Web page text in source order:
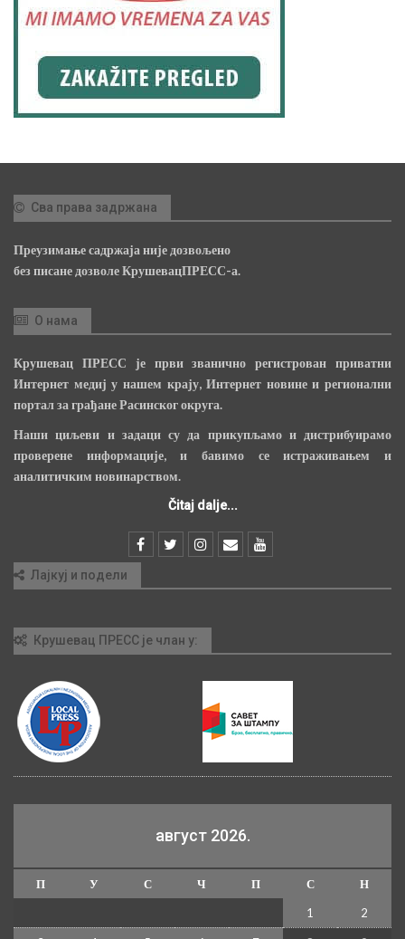
Сва права задржана
Преузимање садржаја није дозвољено
без писане дозволе КрушевацПРЕСС-а.
О нама
Крушевац ПРЕСС је први званично регистрован приватни
Интернет медиј у нашем крају, Интернет новине и регионални
портал за грађане Расинског округа.
Наши циљеви и задаци су да прикупљамо и дистрибуирамо
проверене информације, и бавимо се истраживањем и
аналитичким новинарством.
Čitaj dalje...
Лајкуј и подели
Крушевац ПРЕСС је члан у:
август 2026.
П У С Ч П С
Н
1
2